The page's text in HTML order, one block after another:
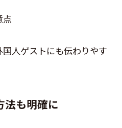
点
人ゲストにも伝わりやす
法も明確に